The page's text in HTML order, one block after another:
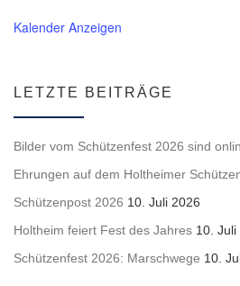
Kalender Anzeigen
LETZTE BEITRÄGE
Bilder vom Schützenfest 2026 sind
Ehrungen auf dem Holtheimer
Schützenpost 2026 10. Juli 2026
Holtheim feiert Fest des Jahres 10. Juli
Schützenfest 2026: Marschwege 10.